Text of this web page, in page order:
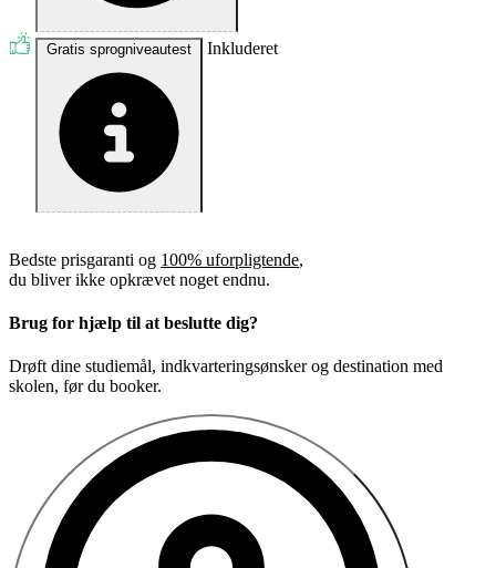
Gratis sprogniveautest Inkluderet
Bedste prisgaranti og 100% uforpligtende,
du bliver ikke opkrævet noget endnu.
Brug for hjælp til at beslutte dig?
Drøft dine studiemål, indkvarteringsønsker og destination med
skolen, før du booker.